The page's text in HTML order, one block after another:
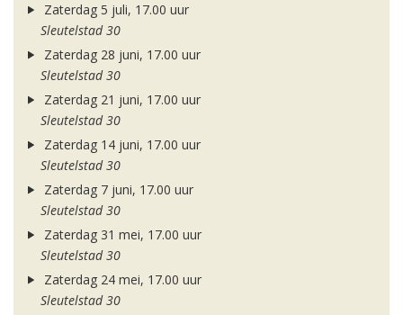
Zaterdag 5 juli, 17.00 uur
Sleutelstad 30
Zaterdag 28 juni, 17.00 uur
Sleutelstad 30
Zaterdag 21 juni, 17.00 uur
Sleutelstad 30
Zaterdag 14 juni, 17.00 uur
Sleutelstad 30
Zaterdag 7 juni, 17.00 uur
Sleutelstad 30
Zaterdag 31 mei, 17.00 uur
Sleutelstad 30
Zaterdag 24 mei, 17.00 uur
Sleutelstad 30